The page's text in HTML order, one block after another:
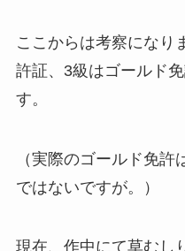
ここからは考察になり
許証、3級はゴールド
す。
（実際のゴールド免
ではないですが。）
現在、作中にて草むし